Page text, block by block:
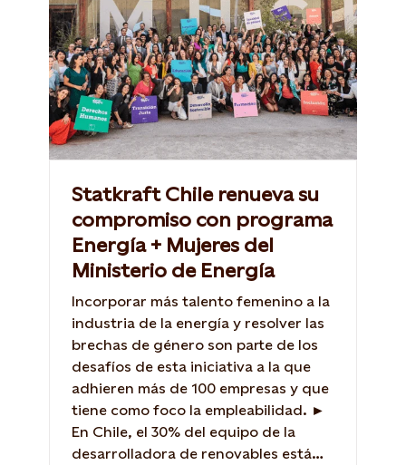
Statkraft Chile renueva su
compromiso con programa
Energía + Mujeres del
Ministerio de Energía
Incorporar más talento femenino a la
industria de la energía y resolver las
brechas de género son parte de los
desafíos de esta iniciativa a la que
adhieren más de 100 empresas y que
tiene como foco la empleabilidad. ►
En Chile, el 30% del equipo de la
desarrolladora de renovables está